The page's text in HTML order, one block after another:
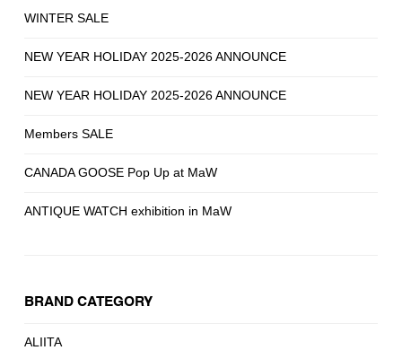
WINTER SALE
NEW YEAR HOLIDAY 2025-2026 ANNOUNCE
NEW YEAR HOLIDAY 2025-2026 ANNOUNCE
Members SALE
CANADA GOOSE Pop Up at MaW
ANTIQUE WATCH exhibition in MaW
BRAND CATEGORY
ALIITA